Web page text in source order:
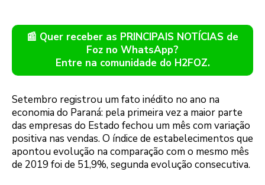
📰 Quer receber as PRINCIPAIS NOTÍCIAS de
Foz no WhatsApp?
Entre na comunidade do H2FOZ.
Setembro registrou um fato inédito no ano na
economia do Paraná: pela primeira vez a maior parte
das empresas do Estado fechou um mês com variação
positiva nas vendas. O índice de estabelecimentos que
apontou evolução na comparação com o mesmo mês
de 2019 foi de 51,9%, segunda evolução consecutiva.